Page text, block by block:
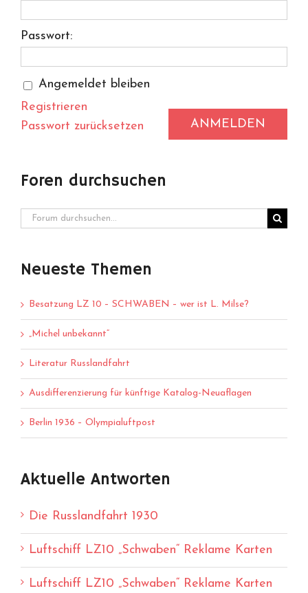
Passwort:
Angemeldet bleiben
ANMELDEN
Registrieren
Passwort zurücksetzen
Foren durchsuchen
Neueste Themen
Besatzung LZ 10 – SCHWABEN – wer ist L. Milse?
„Michel unbekannt“
Literatur Russlandfahrt
Ausdifferenzierung für künftige Katalog-Neuaflagen
Berlin 1936 – Olympialuftpost
Aktuelle Antworten
Die Russlandfahrt 1930
Luftschiff LZ10 „Schwaben“ Reklame Karten
Luftschiff LZ10 „Schwaben“ Reklame Karten